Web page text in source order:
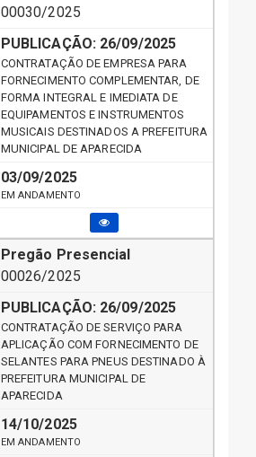
00030/2025
PUBLICAÇÃO: 26/09/2025
CONTRATAÇÃO DE EMPRESA PARA
FORNECIMENTO COMPLEMENTAR, DE
FORMA INTEGRAL E IMEDIATA DE
EQUIPAMENTOS E INSTRUMENTOS
MUSICAIS DESTINADOS A PREFEITURA
MUNICIPAL DE APARECIDA
03/09/2025
EM ANDAMENTO
Pregão Presencial
00026/2025
PUBLICAÇÃO: 26/09/2025
CONTRATAÇÃO DE SERVIÇO PARA
APLICAÇÃO COM FORNECIMENTO DE
SELANTES PARA PNEUS DESTINADO À
PREFEITURA MUNICIPAL DE
APARECIDA
14/10/2025
EM ANDAMENTO